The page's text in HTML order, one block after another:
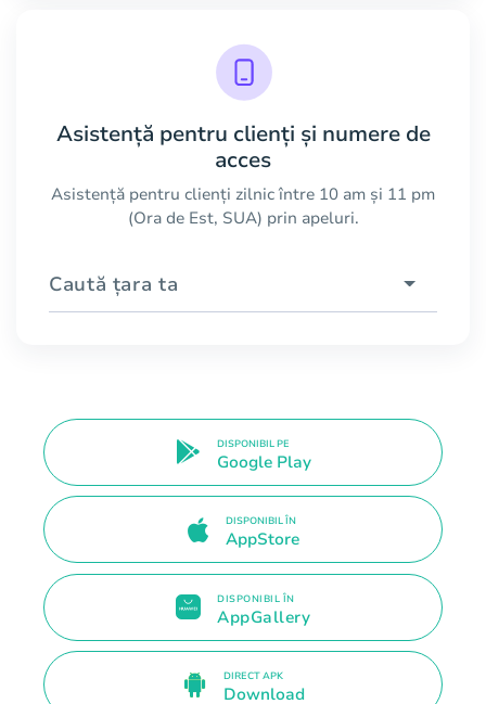
Asistență pentru clienți și numere de
acces
Asistență pentru clienți zilnic între 10 am și 11 pm
(Ora de Est, SUA) prin apeluri.
Caută țara ta
DISPONIBIL PE
Google Play
DISPONIBIL ÎN
AppStore
DISPONIBIL ÎN
AppGallery
DIRECT APK
Download